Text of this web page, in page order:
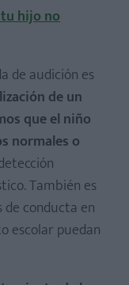
hijo no
de audición es
de un
que el niño
normales o
También es
conducta en
escolar puedan